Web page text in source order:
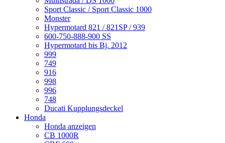
Sport Classic / Sport Classic 1000
Monster
Hypermotard 821 / 821SP / 939
600-750-888-900 SS
Hypermotard bis Bj. 2012
999
749
916
998
996
748
Ducati Kupplungsdeckel
Honda
Honda anzeigen
CB 1000R